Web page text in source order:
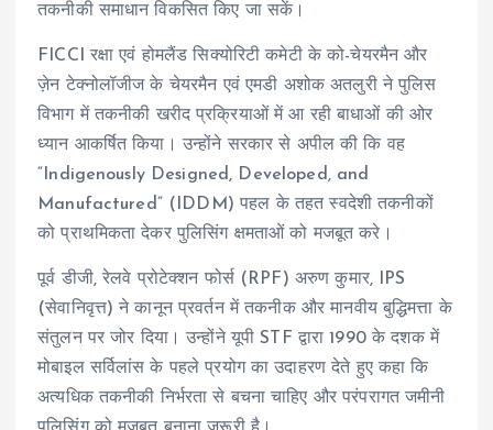
तकनीकी समाधान विकसित किए जा सकें।
FICCI रक्षा एवं होमलैंड सिक्योरिटी कमेटी के को-चेयरमैन और
ज़ेन टेक्नोलॉजीज के चेयरमैन एवं एमडी अशोक अतलुरी ने पुलिस
विभाग में तकनीकी खरीद प्रक्रियाओं में आ रही बाधाओं की ओर
ध्यान आकर्षित किया। उन्होंने सरकार से अपील की कि वह
“Indigenously Designed, Developed, and
Manufactured” (IDDM) पहल के तहत स्वदेशी तकनीकों
को प्राथमिकता देकर पुलिसिंग क्षमताओं को मजबूत करे।
पूर्व डीजी, रेलवे प्रोटेक्शन फोर्स (RPF) अरुण कुमार, IPS
(सेवानिवृत्त) ने कानून प्रवर्तन में तकनीक और मानवीय बुद्धिमत्ता के
संतुलन पर जोर दिया। उन्होंने यूपी STF द्वारा 1990 के दशक में
मोबाइल सर्विलांस के पहले प्रयोग का उदाहरण देते हुए कहा कि
अत्यधिक तकनीकी निर्भरता से बचना चाहिए और परंपरागत जमीनी